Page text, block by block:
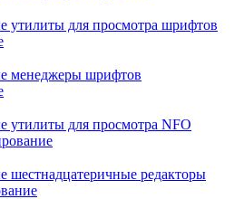
утилиты для просмотра шрифтов
менеджеры шрифтов
утилиты для просмотра NFO
шестнадцатеричные редакторы